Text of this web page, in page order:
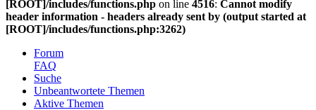
[ROOT]/includes/functions.php on line 4516: Cannot modify
header information - headers already sent by (output started at
[ROOT]/includes/functions.php:3262)
Forum
FAQ
Suche
Unbeantwortete Themen
Aktive Themen